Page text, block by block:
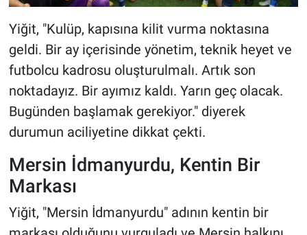
Yiğit, "Kulüp, kapısına kilit vurma noktasına
geldi. Bir ay içerisinde yönetim, teknik heyet ve
futbolcu kadrosu oluşturulmalı. Artık son
noktadayız. Bir ayımız kaldı. Yarın geç olacak.
Bugünden başlamak gerekiyor." diyerek
durumun aciliyetine dikkat çekti.
Mersin İdmanyurdu, Kentin Bir
Markası
Yiğit, "Mersin İdmanyurdu" adının kentin bir